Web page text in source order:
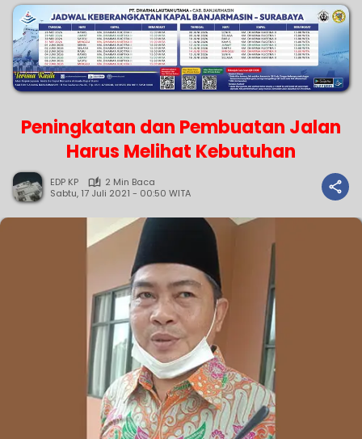
Peningkatan dan Pembuatan Jalan
Harus Melihat Kebutuhan
EDP KP
2 Min Baca
Sabtu, 17 Juli 2021 - 00:50 WITA